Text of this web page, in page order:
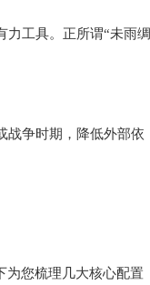
力工具。正所谓“未雨绸
战争时期，降低外部依
为您梳理几大核心配置